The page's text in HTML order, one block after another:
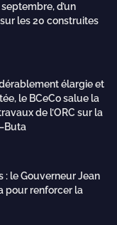
d’un
les 20 construites
élargie et
le BCeCo salue la
de l’ORC sur la
: le Gouverneur Jean
pour renforcer la